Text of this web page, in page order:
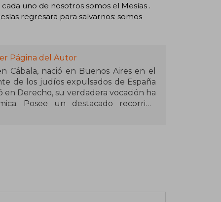
uno de nosotros somos el Mesías .
regresara para salvarnos: somos
Página del Autor
Cábala, nació en Buenos Aires en el
de los judíos expulsados de España
en Derecho, su verdadera vocación ha
Posee un destacado recorrido
Antropología, Psicología, Historia,